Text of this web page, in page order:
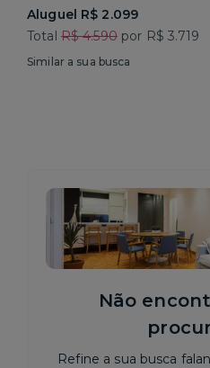
Aluguel R$ 2.099
Total R$ 4.590por R$ 3.719
Similar a sua busca
Não
Refine a sua busca